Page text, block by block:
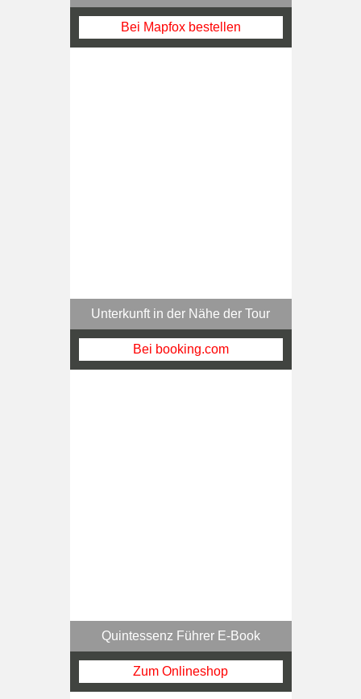
Bei Mapfox bestellen
Unterkunft in der Nähe der Tour
Bei booking.com
Quintessenz Führer E-Book
Zum Onlineshop